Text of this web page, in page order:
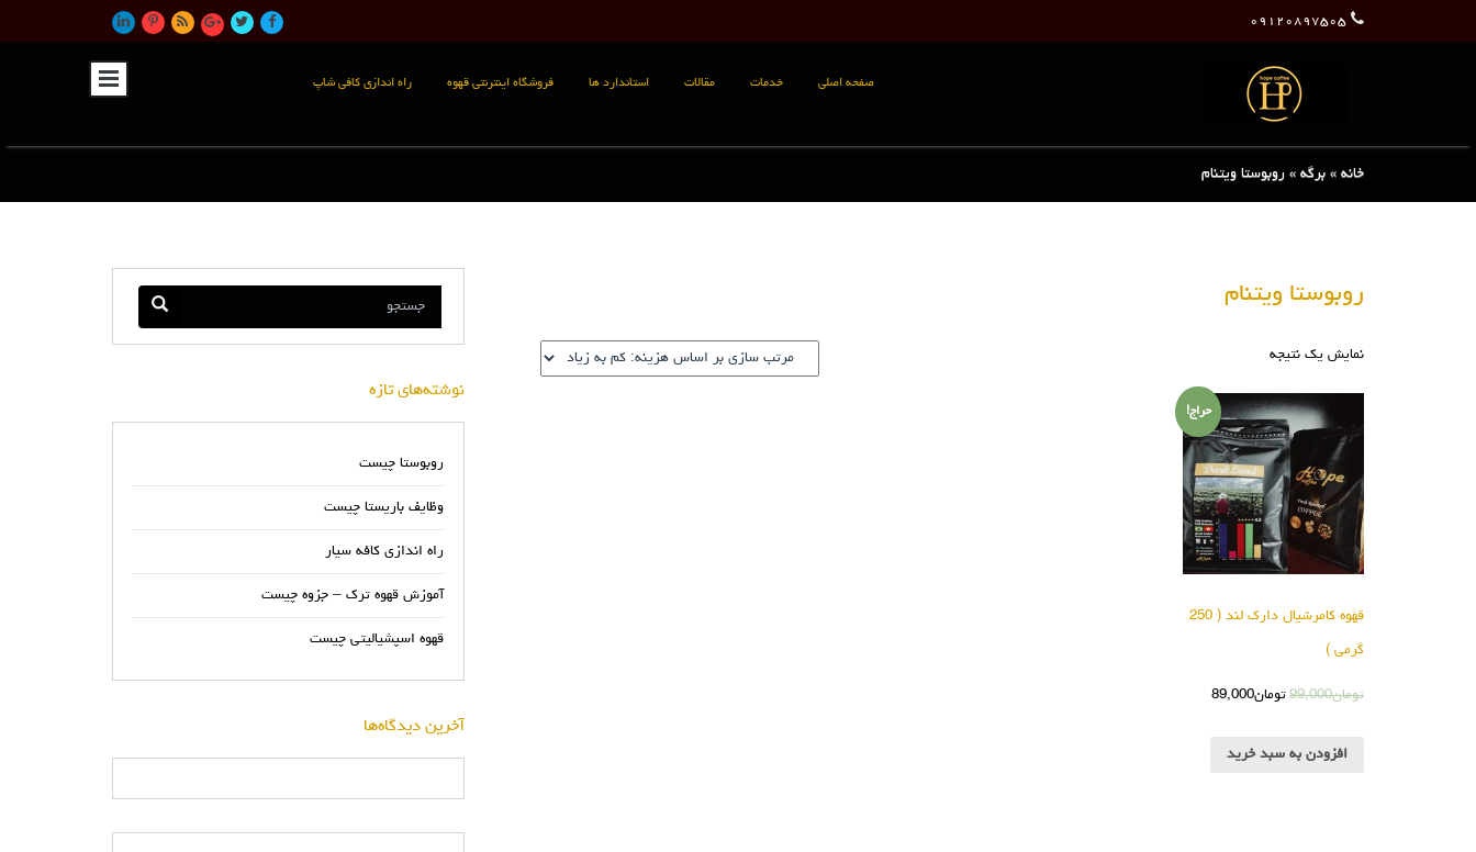
۰۹۱۲۰۸۹۷۵۰۵
صفحه اصلی خدمات مقالات استاندارد ها فروشگاه اینترنتی قهوه راه اندازی کافی شاپ
خانه » برگه » روبوستا ویتنام
روبوستا ویتنام
نمایش یک نتیجه
حراج!
قهوه کامرشیال دارک لند ( 250
گرمی )
تومان99,000 تومان89,000
افزودن به سبد خرید
نوشته‌های تازه
روبوستا چیست
وظایف باریستا چیست
راه اندازی کافه سیار
آموزش قهوه ترک – جزوه چیست
قهوه اسپشیالیتی چیست
آخرین دیدگاه‌ها